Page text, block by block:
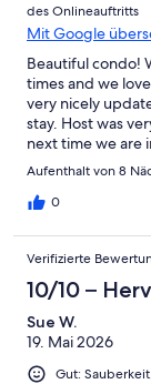
des Onlineauftritts
Mit Google
Beautiful condo!
times and we
very nicely
stay. Host was
next time we are
Aufenthalt von 8
0
Verifizierte
10/10 –
Sue W.
19. Mai 2026
Gut: